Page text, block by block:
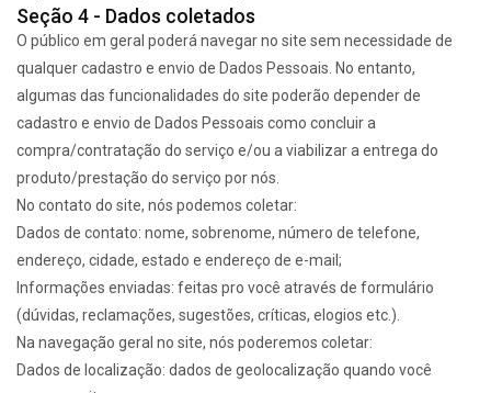
Seção 4 - Dados coletados
O público em geral poderá navegar no site sem necessidade de
qualquer cadastro e envio de Dados Pessoais. No entanto,
algumas das funcionalidades do site poderão depender de
cadastro e envio de Dados Pessoais como concluir a
compra/contratação do serviço e/ou a viabilizar a entrega do
produto/prestação do serviço por nós.
No contato do site, nós podemos coletar:
Dados de contato: nome, sobrenome, número de telefone,
endereço, cidade, estado e endereço de e-mail;
Informações enviadas: feitas pro você através de formulário
(dúvidas, reclamações, sugestões, críticas, elogios etc.).
Na navegação geral no site, nós poderemos coletar:
Dados de localização: dados de geolocalização quando você